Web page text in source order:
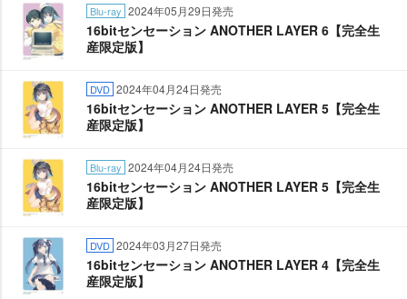
Blu-ray 2024年05月29日発売
16bitセンセーション ANOTHER LAYER 6【完全生
産限定版】
DVD 2024年04月24日発売
16bitセンセーション ANOTHER LAYER 5【完全生
産限定版】
Blu-ray 2024年04月24日発売
16bitセンセーション ANOTHER LAYER 5【完全生
産限定版】
DVD 2024年03月27日発売
16bitセンセーション ANOTHER LAYER 4【完全生
産限定版】